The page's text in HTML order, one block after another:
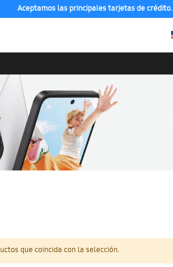
Aceptamos las principales tarjetas de crédito.
que coincida con la selección.